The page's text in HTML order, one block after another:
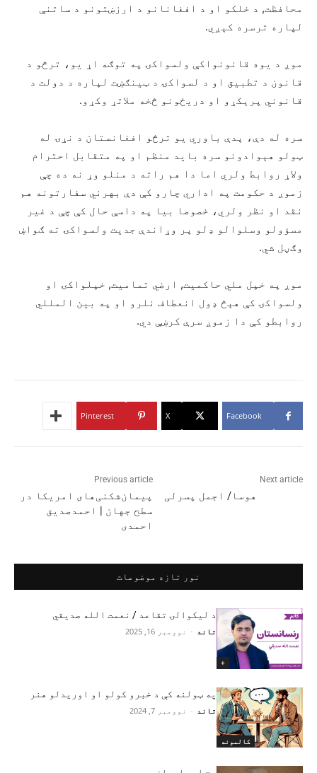
محافظت, د خلکو او د افغانانو د ارزښتونو د ساتنې
لپاره ترسره کېږي.
موږ د يوه قانونواکې ولسواکۍ په توګه اړ يو، ترڅو د
قانون د تطبيق او د لسواکۍ د ټينګښت لپاره د دولت د
قانوني پرېکړو او دريځونو څخه ملاتړ وکړو.
سره له دې، پدې باوري يو ترڅو افغانستان د نړۍ له
ټولو هېوادونو سره بايد منظم او په متقابل احترام
ولاړ روابط ولري اما دا هم راته د منلو وړ نه ده چې
زموږ د حکومت په اداري چارو کې دې بهرني سفارتونه هم
نقد او نظر ولري، خصوصا بيا په داسې حال کې چې د غير
مسؤولو وسلوالو ډلو پر وړاندې جديت ولسواکۍ ته ګواښ
وګڼل شي.
موږ په خپل ملي حاکميت, ارضي تماميت, خپلواکۍ او
ولسواکۍ کې هېڅ ډول انعطاف نلرو او په بين المللي
روابطو کې دا زموږ سرې کرښې دي.
Facebook
X
Pinterest
Previous article
پیمان‌شکنی‌های امریکا در
سطح جهان | احمدصدیق
احمدی
Next article
هوسا/ اجمل پسرلی
نور تازه موضوعات
+
د لیکوالۍ تقاعد / نعمت الله صدیقي
تاند - نوومبر 16, 2025
کالمونه
په ټولنه کې د خبرو کولو او اوریدلو هنر
تاند - نوومبر 7, 2024